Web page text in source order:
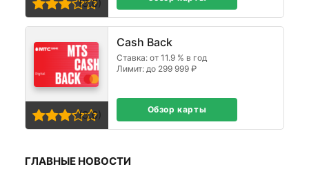
(3,0)
Cash Back
Ставка: от 11.9 % в год
Лимит: до 299 999 ₽
(3,0) Обзор карты
ГЛАВНЫЕ НОВОСТИ